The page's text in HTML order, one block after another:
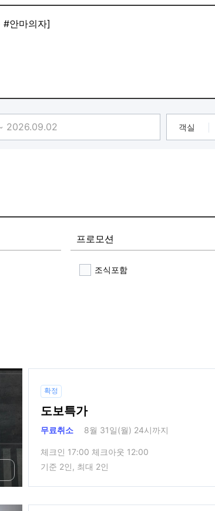
#안마의자]
객실
프로모션
조식포함
확정
도보특가
무료취소 8월 31일(월) 24시까지
체크인 17:00 체크아웃 12:00
기준 2인, 최대 2인